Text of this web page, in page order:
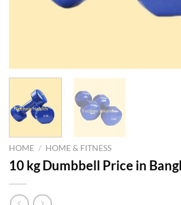
HOME / HOME & FITNESS
10 kg Dumbbell Price in